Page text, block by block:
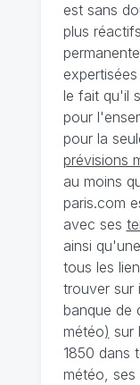
est sans
plus
le fait qu'il
pour
pour la
prévisions
au moins
paris.com
avec ses
ainsi
tous les
trouver sur
banque de
météo) sur
1850 dans
météo, ses